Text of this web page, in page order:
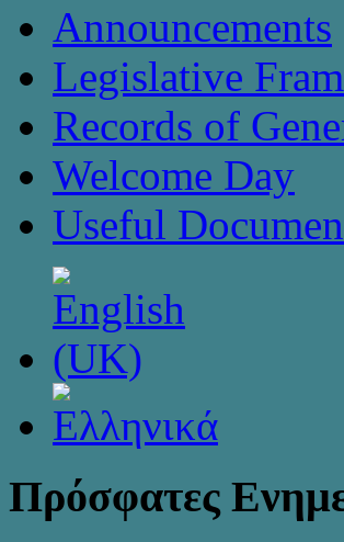
Announcements
Legislative
Records of
Welcome Day
Useful
Πρόσφατες